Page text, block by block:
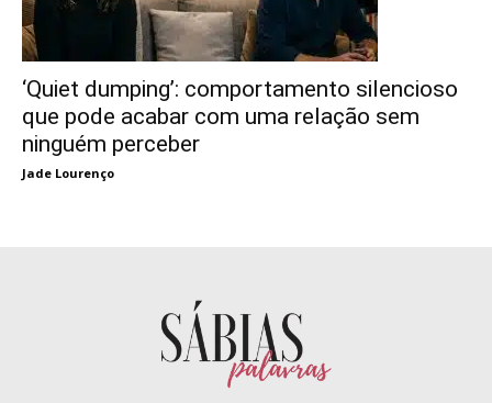
‘Quiet dumping’: comportamento silencioso
que pode acabar com uma relação sem
ninguém perceber
Jade Lourenço